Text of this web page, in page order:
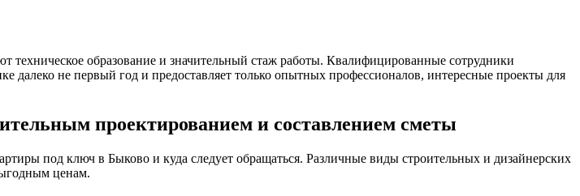
образование и значительный стаж работы. Квалифицированные сотрудники
не первый год и предоставляет только опытных профессионалов, интересные проекты для
проектированием и составлением сметы
под ключ в Быково и куда следует обращаться. Различные виды строительных и дизайнерских
ценам.